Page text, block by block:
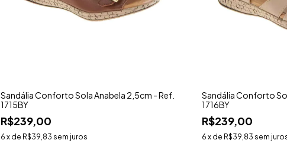
Sandália Conforto Sola Anabela 2,5cm - Ref.
1715BY
R$239,00
6 x de R$39,83 sem juros
Sandália Conforto
1716BY
R$239,00
6 x de R$39,83 sem